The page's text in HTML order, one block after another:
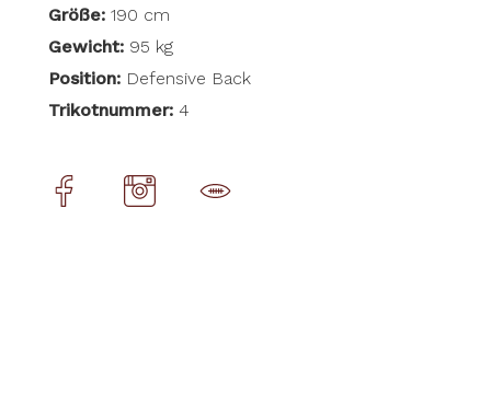
Größe:190 cm
Gewicht:95 kg
Position: Defensive Back
Trikotnummer:4